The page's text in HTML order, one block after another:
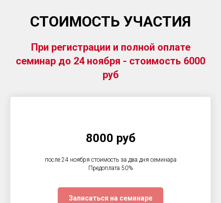
СТОИМОСТЬ УЧАСТИЯ
При регистрации и полной оплате
семинар до 24 ноября - стоимость 6000
руб
8000 руб
после 24 ноября стоимость за два дня семинара
Предоплата 50%
Записаться на семинаре